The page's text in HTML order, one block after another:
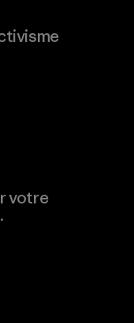
votre